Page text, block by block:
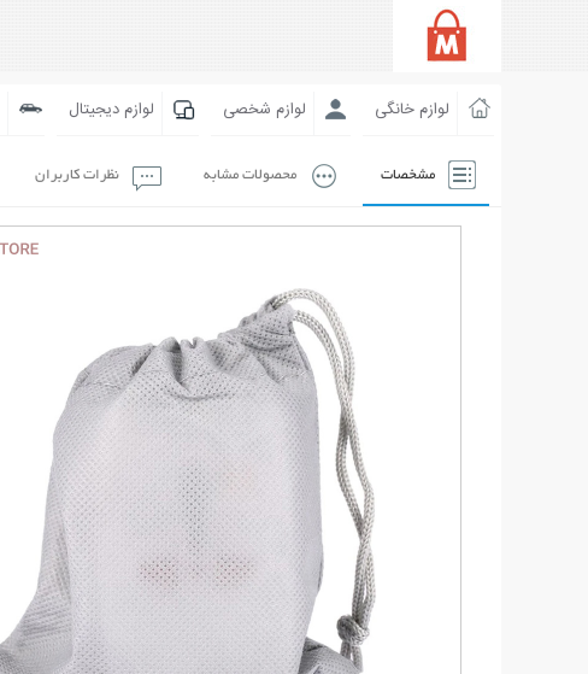
لوازم خانگی لوازم شخصی لوازم دیجیتال
مشخصات محصولات مشابه نظرات کاربران